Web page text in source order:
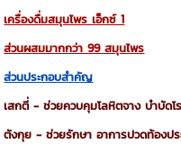
เครื่องดื่มสมุนไพร เอ็กซ์ 1
ส่วนผสมมากกว่า 99 สมุนไพร
ส่วนประกอบสำคัญ
เสกตี่-ช่วยควบคุมโลหิตจาง บำบัดโ
ตังกุย -ช่วยรักษา อาการปวดท้องปร